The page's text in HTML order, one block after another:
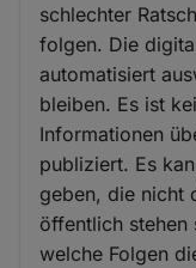
schlechter
folgen. Die
automatisiert
bleiben. Es ist
Informationen
publiziert. Es
geben, die nicht
öffentlich stehen
welche Folgen